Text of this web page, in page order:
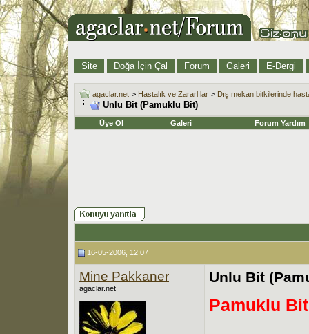
Site Doğa İçin Çal Forum Galeri E-Dergi
agaclar.net > Hastalık ve Zararlılar > Dış mekan bitkilerinde
Unlu Bit (Pamuklu Bit)
Üye Ol Galeri Forum Yardım
16-05-2006, 12:07
Mine Pakkaner
agaclar.net
Unlu Bit
Pamuklu